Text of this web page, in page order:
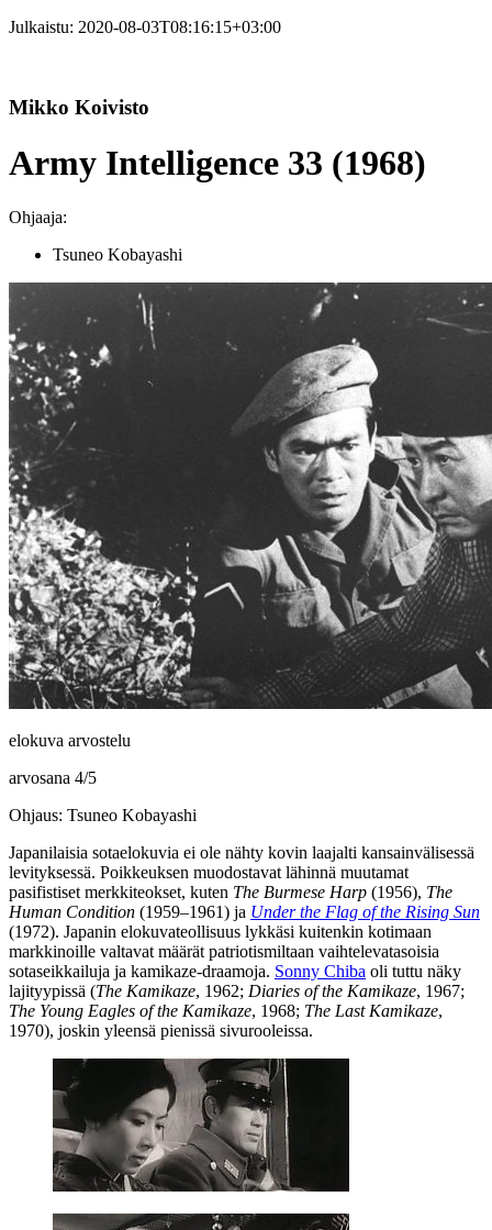
Julkaistu: 2020-08-03T08:16:15+03:00
Mikko Koivisto
Army Intelligence 33 (1968)
Ohjaaja:
Tsuneo Kobayashi
elokuva arvostelu
arvosana 4/5
Ohjaus: Tsuneo Kobayashi
Japanilaisia sotaelokuvia ei ole nähty kovin laajalti kansainvälisessä
levityksessä. Poikkeuksen muodostavat lähinnä muutamat
pasifistiset merkkiteokset, kuten The Burmese Harp (1956), The
Human Condition (1959–1961) ja Under the Flag of the Rising Sun
(1972). Japanin elokuvateollisuus lykkäsi kuitenkin kotimaan
markkinoille valtavat määrät patriotismiltaan vaihtelevatasoisia
sotaseikkailuja ja kamikaze-draamoja. Sonny Chiba oli tuttu näky
lajityypissä (The Kamikaze, 1962; Diaries of the Kamikaze, 1967;
The Young Eagles of the Kamikaze, 1968; The Last Kamikaze,
1970), joskin yleensä pienissä sivurooleissa.